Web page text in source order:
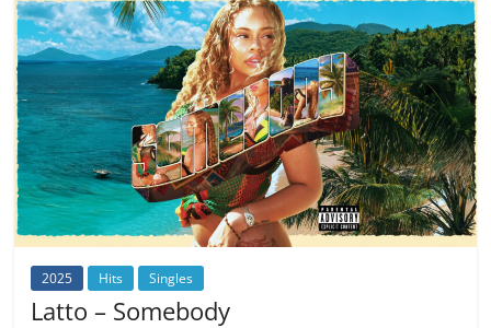
2025 Hits Singles
Latto – Somebody